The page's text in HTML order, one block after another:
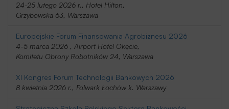
24-25 lutego 2026 r., Hotel Hilton,
Grzybowska 63, Warszawa
Europejskie Forum Finansowania Agrobiznesu 2026
4-5 marca 2026 , Airport Hotel Okęcie,
Komitetu Obrony Robotników 24, Warszawa
XI Kongres Forum Technologii Bankowych 2026
8 kwietnia 2026 r., Folwark Łochów k. Warszawy